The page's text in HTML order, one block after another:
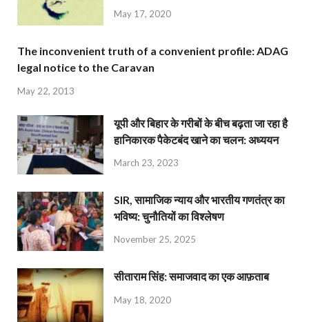
May 17, 2020
The inconvenient truth of a convenient profile: ADAG
legal notice to the Caravan
May 22, 2013
यूपी और बिहार के गरीबों के बीच बढ़ता जा रहा है
हानिकारक पैकेटबंद खाने का चलन: अध्ययन
March 23, 2023
SIR, सामाजिक न्याय और भारतीय गणतंत्र का
भविष्य: चुनौतियों का विश्लेषण
November 25, 2025
सीताराम सिंह: समाजवाद का एक आफ़ताब
May 18, 2020